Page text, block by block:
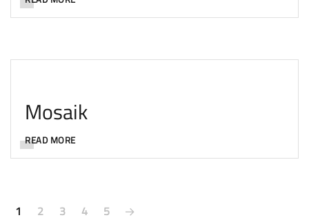
Mosaik
READ MORE
1 2 3 4 5